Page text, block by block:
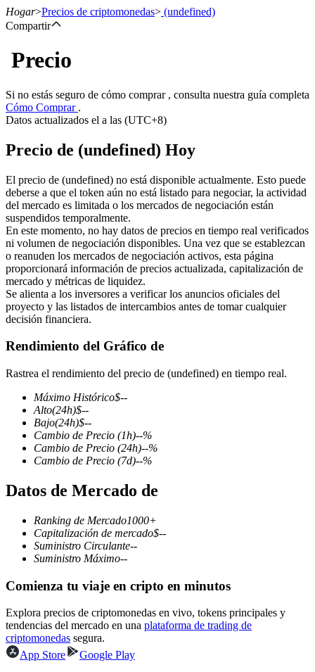
Futuros
Futuros del USDT
Futuros que utilizan USDT como garantía
Futuros COIN-M
Futuros de criptomonedas
TradFi
primas
Futuros del USDC
Futuros que utilizan USDC como garantía
Hogar>Precios de criptomonedas> (undefined)
Compartir
Precio
Si no estás seguro de cómo comprar , consulta nuestra guía completa
Cómo Comprar .
Datos actualizados el a las (UTC+8)
Precio de (undefined) Hoy
El precio de (undefined) no está disponible actualmente. Esto puede
deberse a que el token aún no está listado para negociar, la actividad
del mercado es limitada o los mercados de negociación están
suspendidos temporalmente.
En este momento, no hay datos de precios en tiempo real verificados
ni volumen de negociación disponibles. Una vez que se establezcan
o reanuden los mercados de negociación activos, esta página
proporcionará información de precios actualizada, capitalización de
mercado y métricas de liquidez.
Se alienta a los inversores a verificar los anuncios oficiales del
proyecto y las listados de intercambios antes de tomar cualquier
decisión financiera.
Rendimiento del Gráfico de
Rastrea el rendimiento del precio de (undefined) en tiempo real.
Máximo Histórico$--
Alto(24h)$--
Bajo(24h)$--
Cambio de Precio (1h)--%
Cambio de Precio (24h)--%
Cambio de Precio (7d)--%
Datos de Mercado de
Ranking de Mercado1000+
Capitalización de mercado$--
Suministro Circulante--
Suministro Máximo--
Comienza tu viaje en cripto en minutos
Explora precios de criptomonedas en vivo, tokens principales y
tendencias del mercado en una plataforma de trading de
criptomonedas segura.
App Store
Google Play